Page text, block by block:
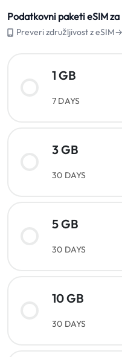
Podatkovni paketi eSIM
Preveri združljivost z eSIM→
1 GB
7 DAYS
3 GB
30 DAYS
5 GB
30 DAYS
10 GB
30 DAYS